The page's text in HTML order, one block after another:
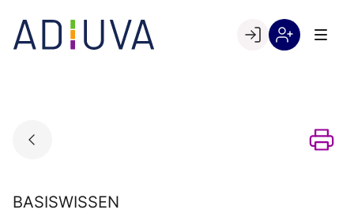
content
Go to landing page.
BASISWISSEN